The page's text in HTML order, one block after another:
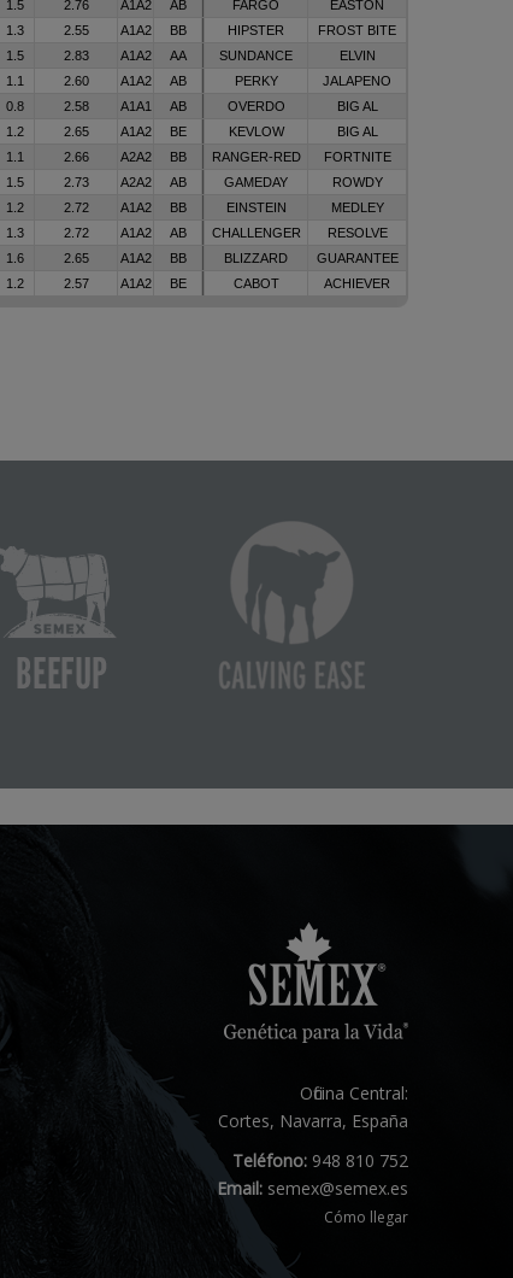
Oficina Central:
Cortes, Navarra, España
Teléfono:948 810 752
Email: semex@semex.es
Cómo llegar